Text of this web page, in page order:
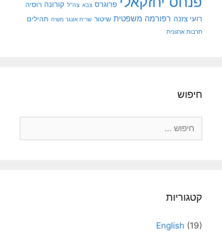
פרוגרס צבא צה"ל קורונה רוסיה
רועי צזנה רפורמה משפטית שיטור שרית אונגר משיח תהילים
תרבות ארגונית
חיפוש
קטגוריות
English (19)